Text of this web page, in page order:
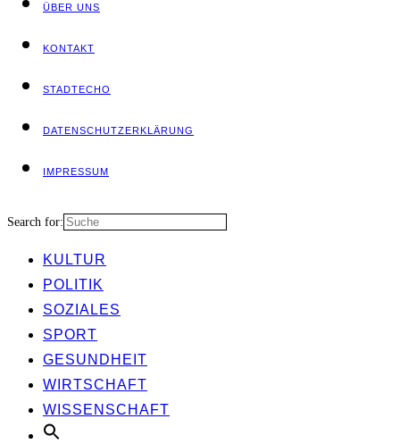
ÜBER UNS
KON­TAKT
STADT­ECHO
DATEN­SCHUTZ­ER­KLÄ­RUNG
IMPRES­SUM
Search for:
KUL­TUR
POLI­TIK
SOZIA­LES
SPORT
GESUND­HEIT
WIRT­SCHAFT
WIS­SEN­SCHAFT